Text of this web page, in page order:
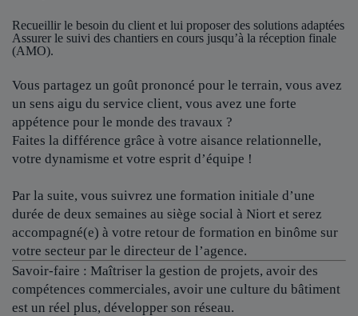
Recueillir le besoin du client et lui proposer des solutions adaptées
Assurer le suivi des chantiers en cours jusqu’à la réception finale
(AMO).
Vous partagez un goût prononcé pour le terrain, vous avez
un sens aigu du service client, vous avez une forte
appétence pour le monde des travaux ?
Faites la différence grâce à votre aisance relationnelle,
votre dynamisme et votre esprit d’équipe !
Par la suite, vous suivrez une formation initiale d’une
durée de deux semaines au siège social à Niort et serez
accompagné(e) à votre retour de formation en binôme sur
votre secteur par le directeur de l’agence.
Savoir-faire : Maîtriser la gestion de projets, avoir des
compétences commerciales, avoir une culture du bâtiment
est un réel plus, développer son réseau.